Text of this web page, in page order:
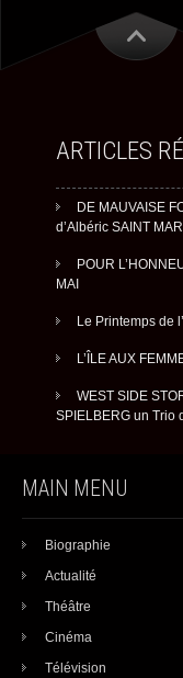
ARTICLES
DE MAUVAISE
d’Albéric SAINT
POUR
MAI
Le Printemps de
L’ÎLE AUX
WEST SIDE
SPIELBERG un Trio
MAIN MENU
Biographie
Actualité
Théâtre
Cinéma
Télévision